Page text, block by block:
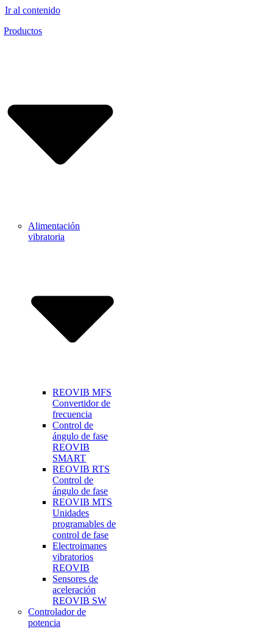
Ir al contenido
Productos
Alimentación
vibratoria
REOVIB MFS
Convertidor de
frecuencia
Control de
ángulo de fase
REOVIB
SMART
REOVIB RTS
Control de
ángulo de fase
REOVIB MTS
Unidades
programables de
control de fase
Electroimanes
vibratorios
REOVIB
Sensores de
aceleración
REOVIB SW
Controlador de
potencia